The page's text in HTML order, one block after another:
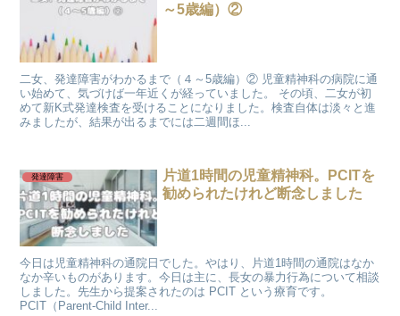
～5歳編）②
二女、発達障害がわかるまで（４～5歳編）② 児童精神科の病院に通
い始めて、気づけば一年近くが経っていました。 その頃、二女が初
めて新K式発達検査を受けることになりました。検査自体は淡々と進
みましたが、結果が出るまでには二週間ほ...
発達障害
片道1時間の児童精神科。PCITを
勧められたけれど断念しました
今日は児童精神科の通院日でした。やはり、片道1時間の通院はなか
なか辛いものがあります。今日は主に、長女の暴力行為について相談
しました。先生から提案されたのは PCIT という療育です。
PCIT（Parent-Child Inter...